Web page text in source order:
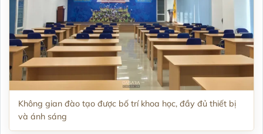
Không gian đào tạo được bố trí khoa học, đầy đủ thiết bị
và ánh sáng